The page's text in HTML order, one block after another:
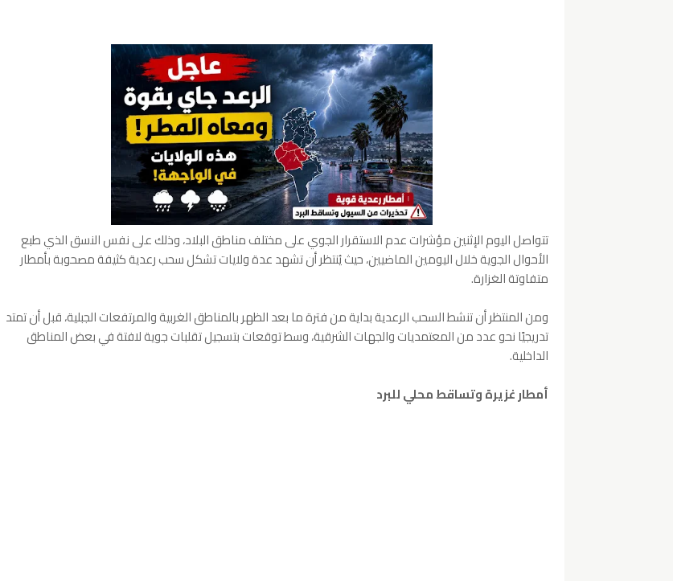
تتواصل اليوم الإثنين مؤشرات عدم الاستقرار الجوي على مختلف مناطق البلاد، وذلك على نفس النسق الذي طبع
الأحوال الجوية خلال اليومين الماضيين، حيث يُنتظر أن تشهد عدة ولايات تشكل سحب رعدية كثيفة مصحوبة بأمطار
متفاوتة الغزارة.
ومن المنتظر أن تنشط السحب الرعدية بداية من فترة ما بعد الظهر بالمناطق الغربية والمرتفعات الجبلية، قبل أن تمتد
تدريجيًا نحو عدد من المعتمديات والجهات الشرقية، وسط توقعات بتسجيل تقلبات جوية لافتة في بعض المناطق
الداخلية.
أمطار غزيرة وتساقط محلي للبرد